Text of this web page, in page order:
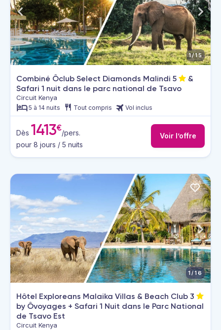
1/15
Combiné Ôclub Select Diamonds Malindi 5
&
Safari 1 nuit dans le parc national de Tsavo
Circuit Kenya
5 à 14 nuits Tout compris Vol inclus
Dès 1413€/pers.
pour 8 jours / 5 nuits
Voir l’offre
1/16
Hôtel Exploreans Malaika Villas & Beach Club 3
by Ôvoyages + Safari 1 Nuit dans le Parc National
de Tsavo Est
Circuit Kenya